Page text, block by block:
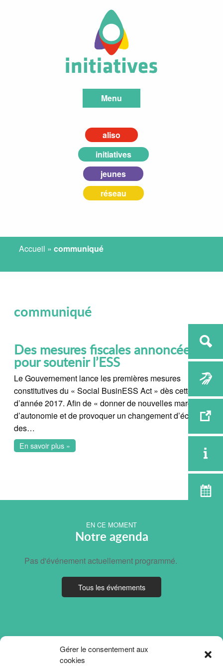
Gérer le consentement aux
cookies
Menu
aliso
initiatives
jeunes
réseau
Accueil »communiqué
communiqué
Des mesures fiscales annoncées
pour soutenir l’ESS
Le Gouvernement lance les premières mesures
constitutives du « Social BusinESS Act » dès cette fin
d’année 2017. Afin de « donner de nouvelles marges
d’autonomie et de provoquer un changement d’échelle
des…
En savoir plus »
EN CE MOMENT
Notre agenda
Pas d'événement actuellement programmé.
Tous les événements